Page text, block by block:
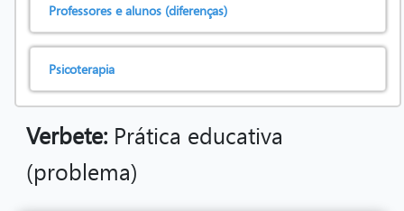
Professores e alunos (diferenças)
Psicoterapia
Verbete:Prática educativa
(problema)